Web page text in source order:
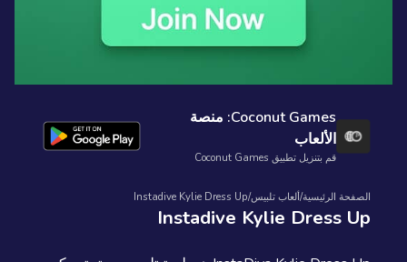
Coconut Games: منصة
الألعاب
قم بتنزيل تطبيق Coconut Games
الصفحة الرئيسية/ألعاب تلبيس/
Instadive Kylie Dress Up
Instadive Kylie Dress Up